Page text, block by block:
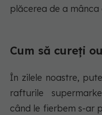
plăcerea de a mânca
Cum să cureți
În zilele noastre,
rafturile
când le fierbem s-ar